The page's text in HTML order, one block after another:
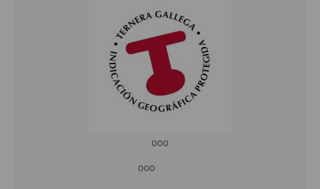
ooo
ooo